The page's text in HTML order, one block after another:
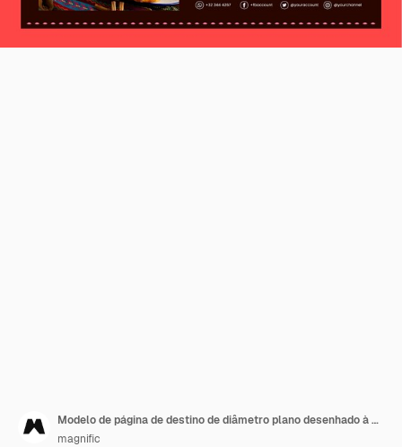
Modelo de página de destino de diâmetro plano desenhado à mão
magnific